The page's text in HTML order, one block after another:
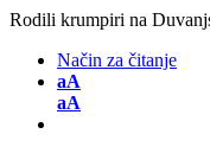
Rodili krumpiri na
Način za čitanje
aA
aA